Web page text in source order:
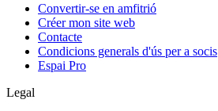
Convertir-se en amfitrió
Créer mon site web
Contacte
Condicions generals d'ús per a socis
Espai Pro
Legal